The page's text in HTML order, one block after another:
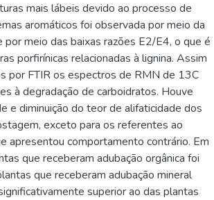
mais lábeis devido ao processo de
aromáticos foi observada por meio da
meio das baixas razões E2/E4, o que é
porfirínicas relacionadas à lignina. Assim
por FTIR os espectros de RMN de 13C
à degradação de carboidratos. Houve
e diminuição do teor de alifaticidade dos
exceto para os referentes ao
comportamento contrário. Em
que receberam adubação orgânica foi
que receberam adubação mineral
superior ao das plantas